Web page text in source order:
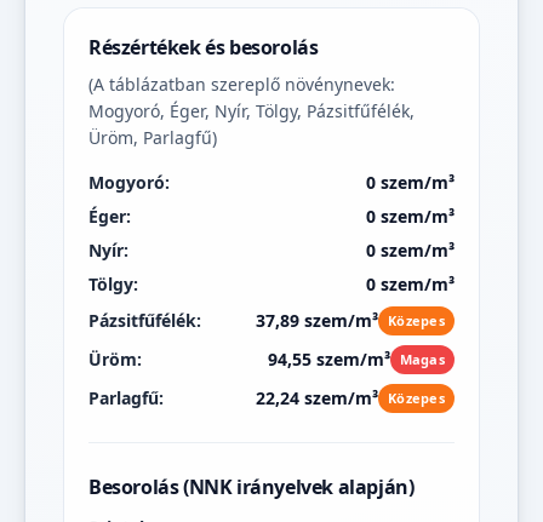
Részértékek és besorolás
(A táblázatban szereplő növénynevek:
Mogyoró, Éger, Nyír, Tölgy, Pázsitfűfélék,
Üröm, Parlagfű)
Mogyoró:
0 szem/m³
Éger:
0 szem/m³
Nyír:
0 szem/m³
Tölgy:
0 szem/m³
Pázsitfűfélék:
37,89 szem/m³ Közepes
Üröm: 94,55 szem/m³ Magas
Parlagfű: 22,24 szem/m³ Közepes
Besorolás (NNK irányelvek alapján)